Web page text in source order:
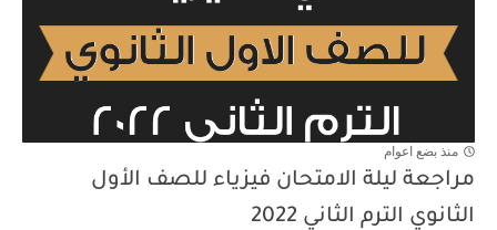
منذ بضع اعوام
مراجعة ليلة الامتحان فيزياء للصف الأول
الثانوي الترم الثاني 2022